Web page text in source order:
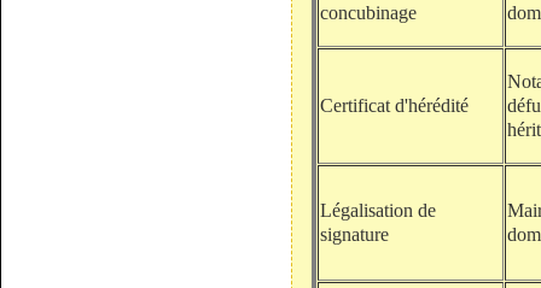
concubinage
Certificat d'hérédité
Légalisation de
signature